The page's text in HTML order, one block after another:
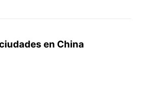
en China